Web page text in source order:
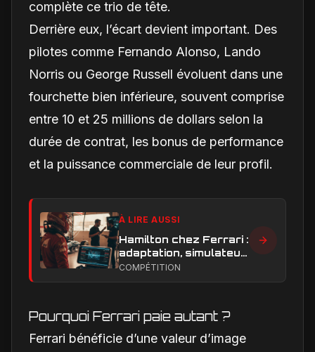
complète ce trio de tête.
Derrière eux, l’écart devient important. Des
pilotes comme Fernando Alonso, Lando
Norris ou George Russell évoluent dans une
fourchette bien inférieure, souvent comprise
entre 10 et 25 millions de dollars selon la
durée de contrat, les bonus de performance
et la puissance commerciale de leur profil.
À LIRE AUSSI
Hamilton chez Ferrari :
adaptation, simulateur
et critiques, ce qui
COMPÉTITION
Pourquoi Ferrari paie autant ?
Ferrari bénéficie d’une valeur d’image